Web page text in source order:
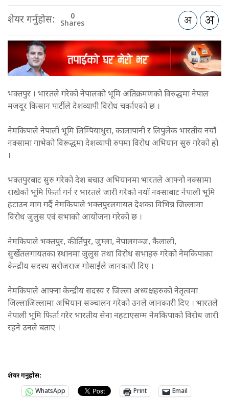
शेयर गर्नुहोस: 0
Shares
भक्तपुर । भारतले गरेको नेपालको भूमि अतिक्रमणको विरुद्धमा नेपाल
मजदूर किसान पार्टीले देशव्यापी विरोध चर्काएको छ ।
नेमकिपाले नेपाली भूमि लिम्पियाधुरा, कालापानी र लिपुलेक भारतीय नयाँ
नक्सामा गाभेको विरूद्धमा देशव्यापी रुपमा विरोध अभियान सुरु गरेको हो
।
भक्तपुरबाट सुरु गरेको देश बचाउ अभियानमा भारतले आफ्नो नक्सामा
राखेको भूमि फिर्ता गर्न र भारतले जारी गरेको नयाँ नक्साबाट नेपाली भूमि
हटाउन माग गर्दै नेमकिपाले भक्तपुरलगायत देशका विभिन्न जिल्लामा
विरोध जुलुस एवं सभाको आयोजना गरेको छ ।
नेमकिपाले भक्तपुर, कीर्तिपुर, जुम्ला, नेपालगञ्ज, कैलाली,
सुर्खेतलगायतका स्थानमा जुलुस तथा विरोध सभाहरु गरेको नेमकिपाका
केन्द्रीय सदस्य सरोजराज गोसाईंले जानकारी दिए ।
नेमकिपाले आफ्ना केन्द्रीय सदस्य र जिल्ला अध्यक्षहरुको नेतृत्वमा
जिल्लाजिल्लामा अभियान सञ्चालन गरेको उनले जानकारी दिए । भारतले
नेपाली भूमि फिर्ता गरेर भारतीय सेना नहटाएसम्म नेमकिपाको विरोध जारी
रहने उनले बताए ।
शेयर गर्नुहोस:
WhatsApp
Print Email